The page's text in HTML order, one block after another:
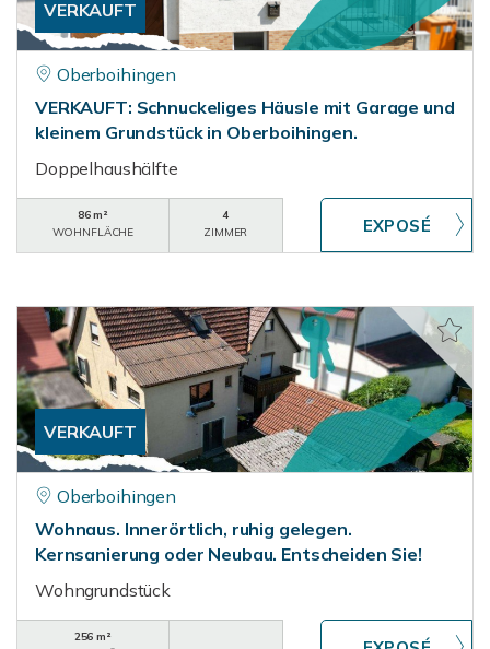
VERKAUFT
Oberboihingen
VERKAUFT: Schnuckeliges Häusle mit Garage und
kleinem Grundstück in Oberboihingen.
Doppelhaushälfte
86 m²
WOHNFLÄCHE
4
ZIMMER
VERKAUFT
Oberboihingen
Wohnaus. Innerörtlich, ruhig gelegen.
Kernsanierung oder Neubau. Entscheiden Sie!
Wohngrundstück
256 m²